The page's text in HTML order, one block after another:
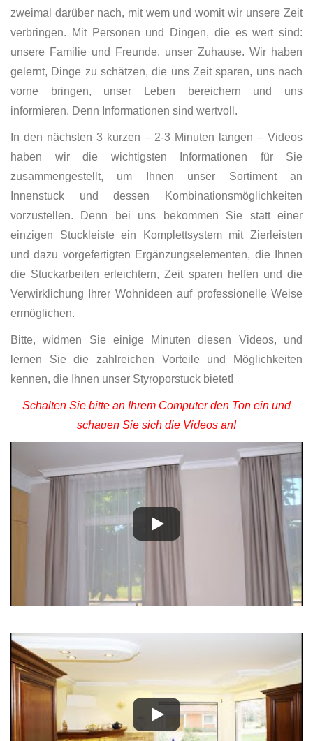
zweimal darüber nach, mit wem und womit wir unsere Zeit
verbringen. Mit Personen und Dingen, die es wert sind:
unsere Familie und Freunde, unser Zuhause. Wir haben
gelernt, Dinge zu schätzen, die uns Zeit sparen, uns nach
vorne bringen, unser Leben bereichern und uns
informieren. Denn Informationen sind wertvoll.
In den nächsten 3 kurzen – 2-3 Minuten langen – Videos
haben wir die wichtigsten Informationen für Sie
zusammengestellt, um Ihnen unser Sortiment an
Innenstuck und dessen Kombinationsmöglichkeiten
vorzustellen. Denn bei uns bekommen Sie statt einer
einzigen Stuckleiste ein Komplettsystem mit Zierleisten
und dazu vorgefertigten Ergänzungselementen, die Ihnen
die Stuckarbeiten erleichtern, Zeit sparen helfen und die
Verwirklichung Ihrer Wohnideen auf professionelle Weise
ermöglichen.
Bitte, widmen Sie einige Minuten diesen Videos, und
lernen Sie die zahlreichen Vorteile und Möglichkeiten
kennen, die Ihnen unser Styroporstuck bietet!
Schalten Sie bitte an Ihrem Computer den Ton ein und
schauen Sie sich die Videos an!